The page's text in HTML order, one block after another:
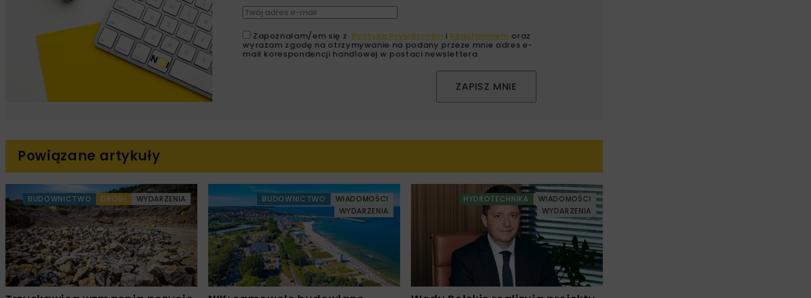
Zapoznałam/em się z Polityką Prywatności i Regulaminem oraz
wyrażam zgodę na otrzymywanie na podany przeze mnie adres e-
mail korespondencji handlowej w postaci newslettera.
ZAPISZ MNIE
Powiązane artykuły
BUDOWNICTWO DROGI WYDARZENIA BUDOWNICTWO
WIADOMOŚCI
WYDARZENIA
HYDROTECHNIKA
WIADOMOŚCI
WYDARZENIA